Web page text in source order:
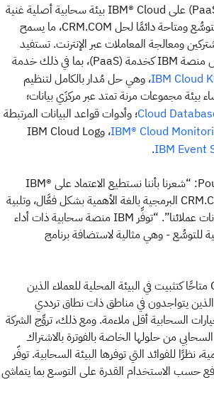
توفِّر المنصة كخدمة (PaaS) على IBM® Cloud بيئة سحابية أصلية غنية
بعناصر الأمان وقابلة للتوسُّع ومتاحة دائمًا لحل CRM.COM، ما يسمح
ومعالجة المعاملات عبر الإنترنت. تستفيد
IBM Cloud، وهي حل مُدار بالكامل لتنظيم
بيئة مجموعات مرنة تمتد عبر مركزَي بيانات؛
Cloud؛ وأدوات قواعد البيانات المرتبطة
IBM® Cloud
، وIBM Cloud Log
IBM Event
.
تقول السيدة Pouyiouka: “شعرنا بأننا نستطيع الاعتماد على IBM®
Cloud لدعم بيئة CRM.COM البرمجية بالغة الأهمية بشكل فعَّال، وتلبية
متطلبات خصوصية بيانات عملائنا”. “توفِّر IBM منصة سحابية ذات أداء
للتوسُّع - وهي مثالية لاستضافة برنامج
لا يزال حل CRM.COM متاحًا كتثبيت في البيئة المحلية للعملاء الذين
يتواجدون في مناطق ذات نطاق ترددي
السحابية أقل ملاءمة. ومع ذلك، تروِّج الشركة
من حلولها الخاصة بالفوترة بالاشتراك
نظرًا للفوائد التي توفرها البيئة السحابية. توفّر
حسب الاستخدام القدرة على التوسع بما يتماشى